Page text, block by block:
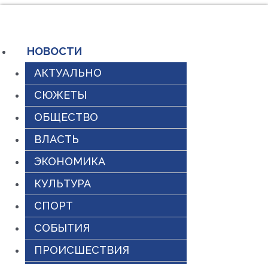
содержимому
НОВОСТИ
АКТУАЛЬНО
СЮЖЕТЫ
ОБЩЕСТВО
ВЛАСТЬ
ЭКОНОМИКА
КУЛЬТУРА
СПОРТ
СОБЫТИЯ
ПРОИСШЕСТВИЯ